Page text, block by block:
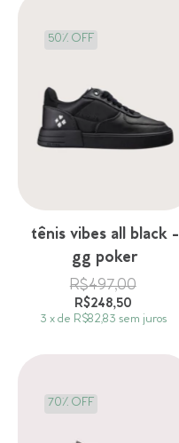
50% OFF
tênis vibes all black -
gg poker
R$497,00
R$248,50
3 x de R$82,83 sem juros
70% OFF